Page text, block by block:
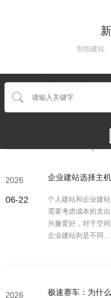
智能建站
2026
06-22
企业建站选择主
个人建站和企业建
需要考虑成本的支
兴趣爱好，对于空
企业建站则是不同...
2026 极速赛车：为什